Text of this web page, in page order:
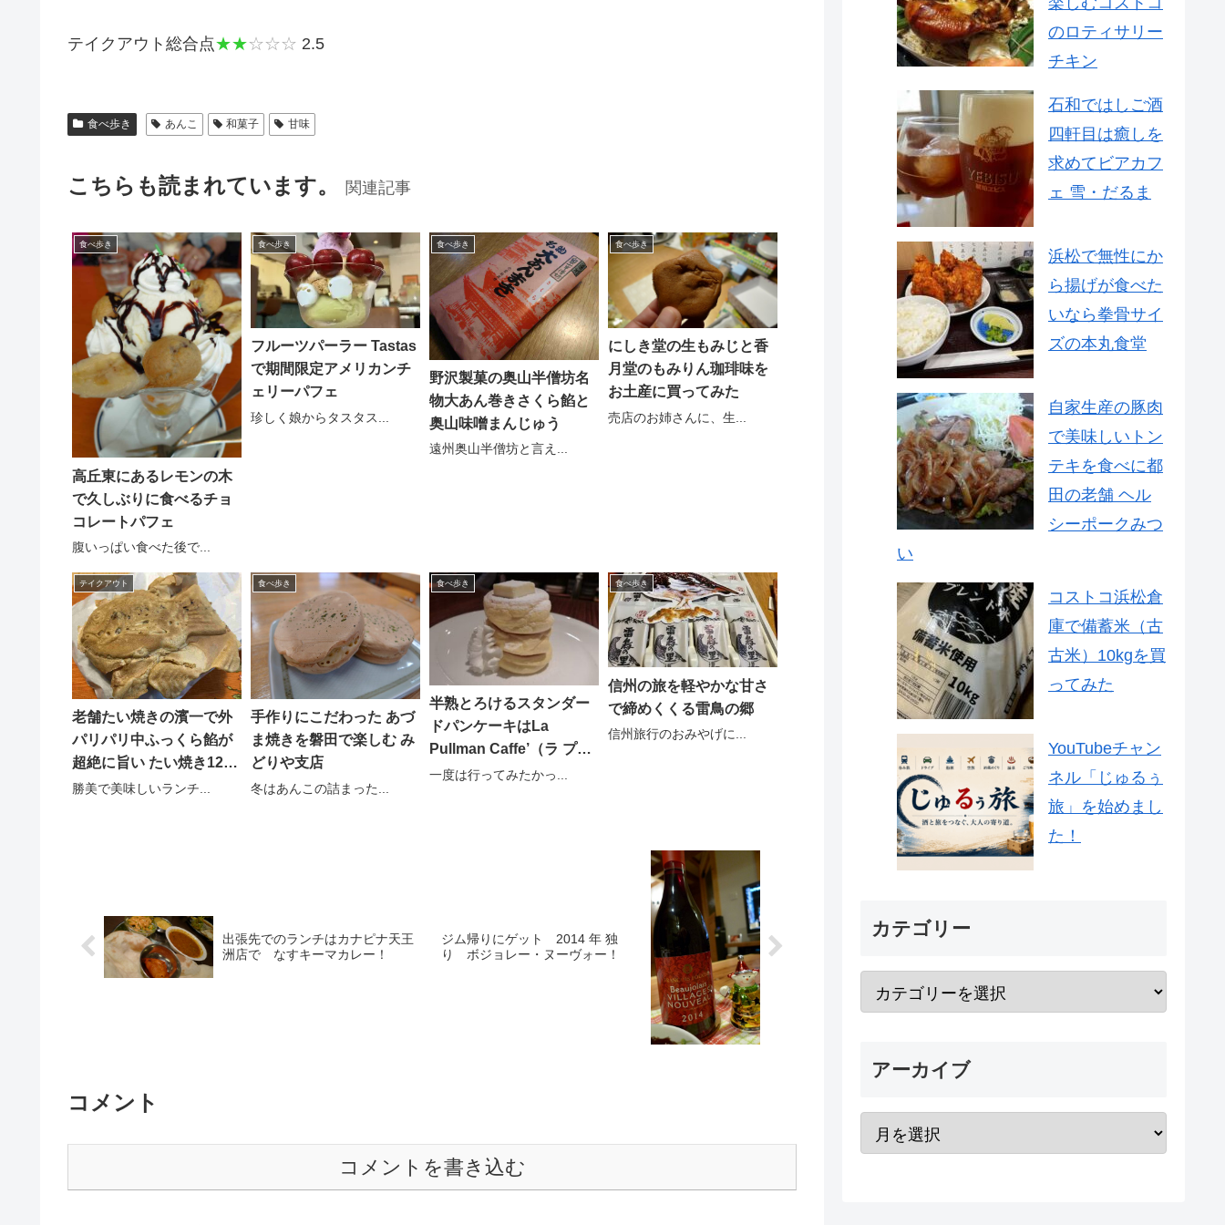
テイクアウト総合点★★☆☆☆ 2.5
食べ歩き あんこ 和菓子 甘味
こちらも読まれています。 関連記事
食べ歩き
高丘東にあるレモンの木
で久しぶりに食べるチョ
コレートパフェ
腹いっぱい食べた後で...
食べ歩き
フルーツパーラー Tastas
で期間限定アメリカンチ
ェリーパフェ
珍しく娘からタスタス...
食べ歩き
野沢製菓の奥山半僧坊名
物大あん巻きさくら餡と
奥山味噌まんじゅう
遠州奥山半僧坊と言え...
食べ歩き
にしき堂の生もみじと香
月堂のもみりん珈琲味を
お土産に買ってみた
売店のお姉さんに、生...
テイクアウト
老舗たい焼きの濱一で外
パリパリ中ふっくら餡が
超絶に旨い たい焼き120
円
勝美で美味しいランチ...
食べ歩き
手作りにこだわった あづ
ま焼きを磐田で楽しむ み
どりや支店
冬はあんこの詰まった...
食べ歩き
半熟とろけるスタンダー
ドパンケーキはLa
Pullman Caffe’（ラ プル
マン カフェ）
一度は行ってみたかっ...
食べ歩き
信州の旅を軽やかな甘さ
で締めくくる雷鳥の郷
信州旅行のおみやげに...
出張先でのランチはカナピナ天王
洲店で なすキーマカレー！
ジム帰りにゲット 2014 年 独
り ボジョレー・ヌーヴォー！
コメント
コメントを書き込む
のロティサリー
チキン
石和ではしご酒
四軒目は癒しを
求めてビアカフ
ェ 雪・だるま
浜松で無性にか
ら揚げが食べた
いなら拳骨サイ
ズの本丸食堂
自家生産の豚肉
で美味しいトン
テキを食べに都
田の老舗 ヘル
シーポークみつ
い
コストコ浜松倉
庫で備蓄米（古
古米）10kgを買
ってみた
YouTubeチャン
ネル「じゅるぅ
旅」を始めまし
た！
カテゴリー
アーカイブ